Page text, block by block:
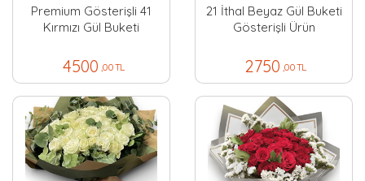
Premium Gösterişli 41
Kırmızı Gül Buketi
4500 ,00 TL
21 İthal Beyaz Gül Buketi
Gösterişli Ürün
2750 ,00 TL